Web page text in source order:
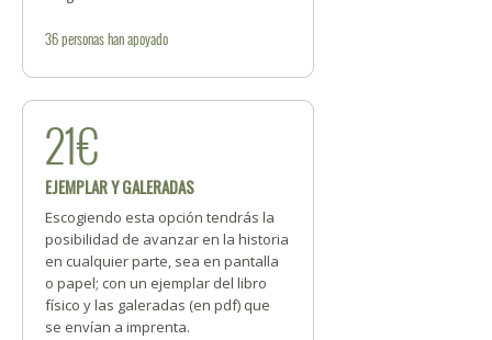
36personashan apoyado
21€
EJEMPLAR Y GALERADAS
Escogiendo esta opción tendrás la
posibilidad de avanzar en la historia
en cualquier parte, sea en pantalla
o papel; con un ejemplar del libro
físico y las galeradas (en pdf) que
se envían a imprenta.